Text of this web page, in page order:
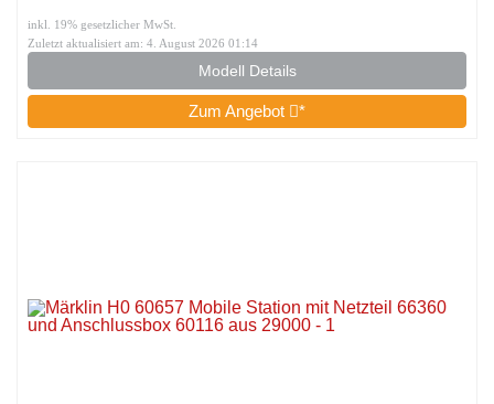
inkl. 19% gesetzlicher MwSt.
Zuletzt aktualisiert am: 4. August 2026 01:14
Modell Details
Zum Angebot *